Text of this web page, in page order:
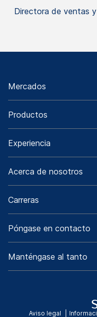
Directora de ventas
Mercados
Productos
Experiencia
Acerca de nosotros
Carreras
Póngase en contacto
Manténgase al tanto
Aviso legal